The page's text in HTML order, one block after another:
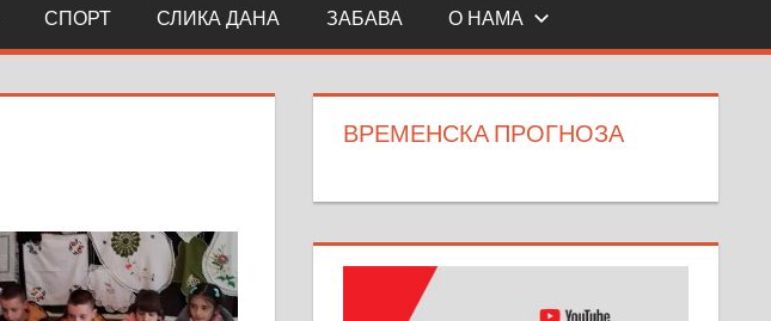
СПОРТ СЛИКА ДАНА ЗАБАВА О НАМА
ВРЕМЕНСКА ПРОГНОЗА